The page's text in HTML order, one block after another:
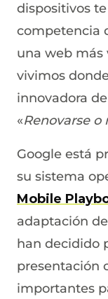
dispositivos
competencia
una web más
vivimos
innovadora
«Renovarse o
Google está
su sistema
Mobile
adaptación
han decidido
presentación
importantes